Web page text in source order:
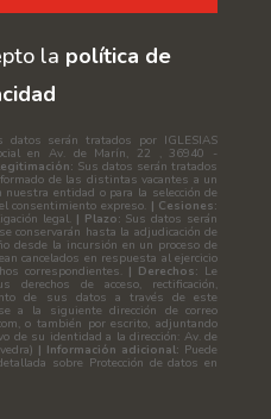
la política de
datos serán tratados por IGLESIAS
en Av. de Marín, 22 , 36940 -
Sus datos serán tratados
de las distintas vacantes a un
entidad o para la selección de
consentimiento expreso. | Cesiones:
legal. | Plazo: Sus datos serán
conservarán hasta la adjudicación de
desde la incursión en un proceso de
cancelados en respuesta al ejercicio
correspondientes. | Derechos: Le
derechos de acceso, rectificación,
de sus datos a través de este
a la siguiente dirección de correo
o también por escrito, adjuntando
de su identidad a la dirección: Av. de
| Información adicional: Puede
sobre Protección de datos en